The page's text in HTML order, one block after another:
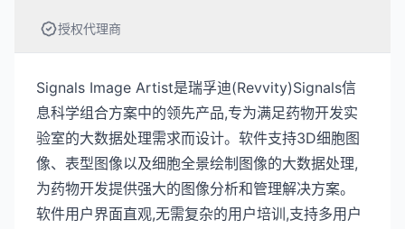
授权代理商
Signals Image Artist是瑞孚迪(Revvity)Signals信
息科学组合方案中的领先产品,专为满足药物开发实
验室的大数据处理需求而设计。软件支持3D细胞图
像、表型图像以及细胞全景绘制图像的大数据处理,
为药物开发提供强大的图像分析和管理解决方案。
软件用户界面直观,无需复杂的用户培训,支持多用户